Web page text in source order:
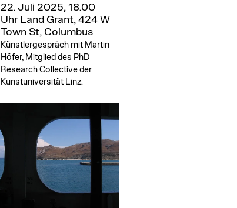
22. Juli 2025, 18.00
UhrLand Grant, 424 W
Town St, Columbus
Künstlergespräch mit Martin
Höfer, Mitglied des PhD
Research Collective der
Kunstuniversität Linz.